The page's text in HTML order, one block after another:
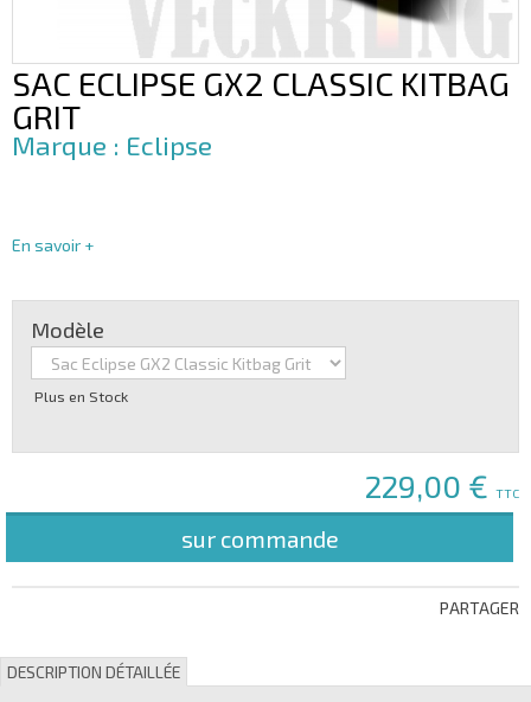
SAC ECLIPSE GX2 CLASSIC KITBAG
GRIT
Eclipse
En savoir +
Modèle
Plus en Stock
229,00 € TTC
sur commande
PARTAGER
DESCRIPTION DÉTAILLÉE